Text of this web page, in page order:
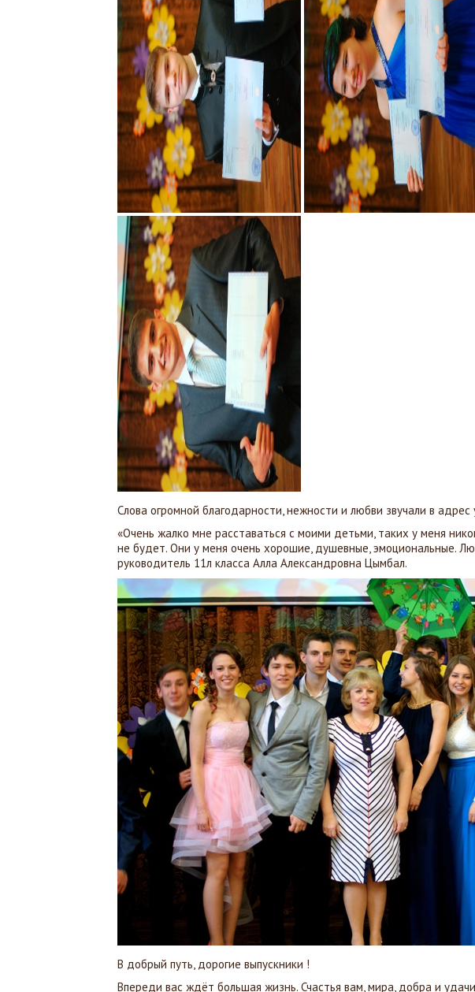
Слова огромной благодарности, нежности и любви звучали в
«Очень жалко мне расставаться с моими детьми, таких у меня
не будет. Они у меня очень хорошие, душевные, эмоциональные.
руководитель 11л класса Алла Александровна Цымбал.
В добрый путь, дорогие выпускники !
Впереди вас ждёт большая жизнь. Счастья вам, мира, добра и